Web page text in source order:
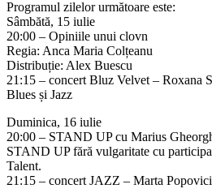
Programul zilelor următoare este:
Sâmbătă, 15 iulie
20:00 – Opiniile unui clovn
Regia: Anca Maria Colțeanu
Distribuție: Alex Buescu
21:15 – concert Bluz Velvet – Roxana
Blues și Jazz
Duminica, 16 iulie
20:00 – STAND UP cu Marius
STAND UP fără vulgaritate cu
Talent.
21:15 – concert JAZZ – Marta Popovici